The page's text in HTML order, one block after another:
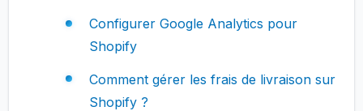
Configurer Google Analytics pour
Shopify
Comment gérer les frais de livraison sur
Shopify ?